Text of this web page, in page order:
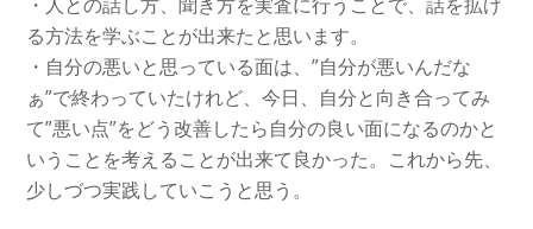
る方法を学ぶことが出来たと思います。
・自分の悪いと思っている面は、”自分が悪いんだな
ぁ”で終わっていたけれど、今日、自分と向き合ってみ
て”悪い点”をどう改善したら自分の良い面になるのかと
いうことを考えることが出来て良かった。これから先、
少しづつ実践していこうと思う。